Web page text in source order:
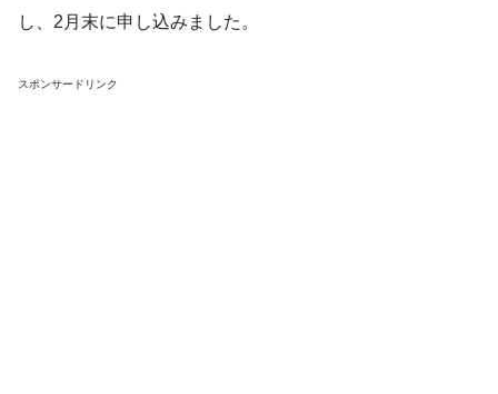
し、2月末に申し込みました。
スポンサードリンク